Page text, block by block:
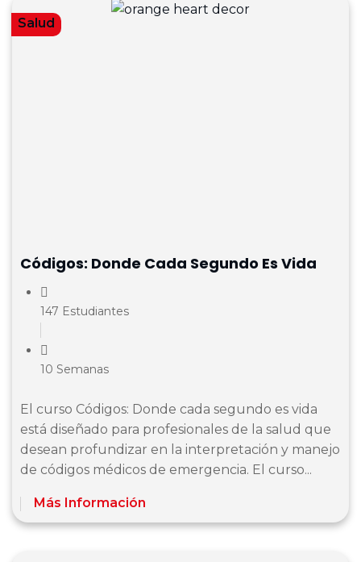
Salud
Códigos: Donde Cada Segundo Es Vida
147 Estudiantes
10 Semanas
El curso Códigos: Donde cada segundo es vida
está diseñado para profesionales de la salud que
desean profundizar en la interpretación y manejo
de códigos médicos de emergencia. El curso...
Más Información